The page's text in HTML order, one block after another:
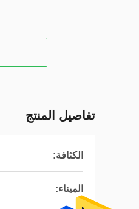
تفاصيل المنتج
الكثافة:
الميناء: